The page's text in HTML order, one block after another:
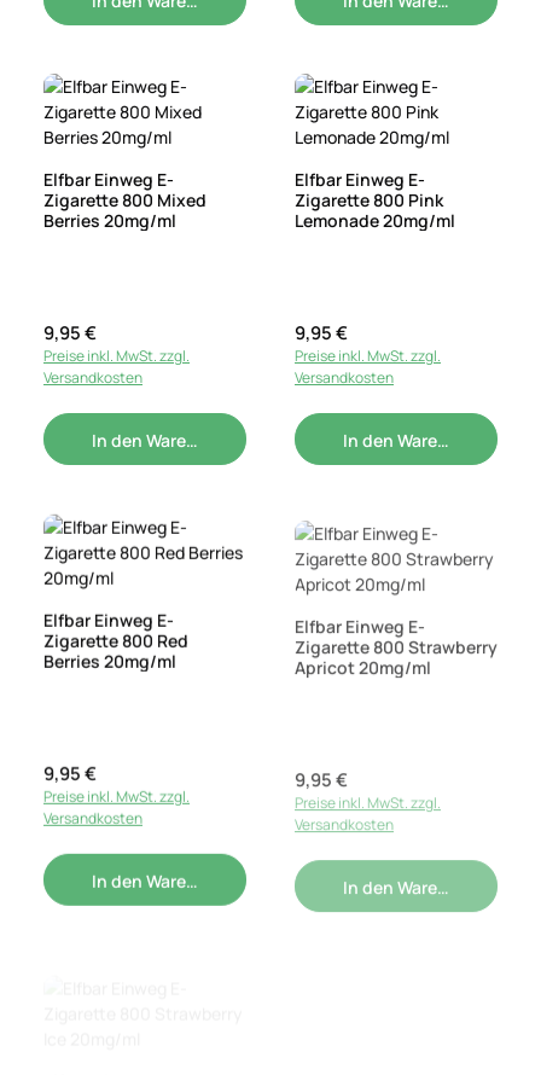
Elfbar Einweg E-
Zigarette 800 Mixed
Berries 20mg/ml
Regulärer Preis:
9,95 €
Preise inkl. MwSt. zzgl.
Versandkosten
In den Warenkorb
Elfbar Einweg E-
Zigarette 800 Pink
Lemonade 20mg/ml
Regulärer Preis:
9,95 €
Preise inkl. MwSt. zzgl.
Versandkosten
In den Warenkorb
Elfbar Einweg E-
Zigarette 800 Red
Berries 20mg/ml
Regulärer Preis:
9,95 €
Preise inkl. MwSt. zzgl.
Versandkosten
In den Warenkorb
Elfbar Einweg E-
Zigarette 800 Strawberry
Apricot 20mg/ml
Regulärer Preis:
9,95 €
Preise inkl. MwSt. zzgl.
Versandkosten
In den Warenkorb